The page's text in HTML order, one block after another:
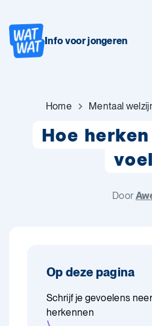
Info voor jongeren
Home Mentaal
Hoe
Door
Op deze pagina
Schrijf je gevoelens
herkennen